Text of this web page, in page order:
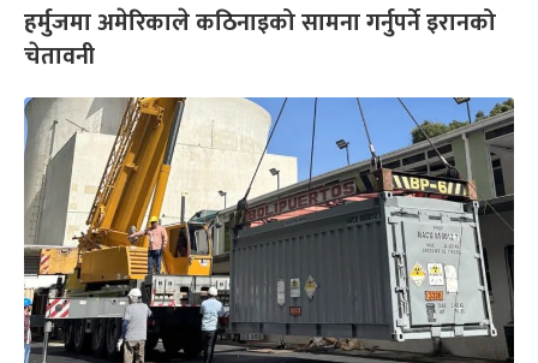
हर्मुजमा अमेरिकाले कठिनाइको सामना गर्नुपर्ने इरानको
चेतावनी